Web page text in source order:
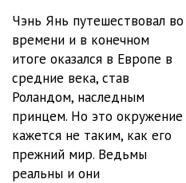
Глава 709
Глава 710
Глава 711
Глава 712
Глава 713
Чэнь Янь путешествовал во
времени и в конечном
итоге оказался в Европе в
средние века, став
Роландом, наследным
принцем. Но это окружение
кажется не таким, как его
прежний мир. Ведьмы
реальны и они